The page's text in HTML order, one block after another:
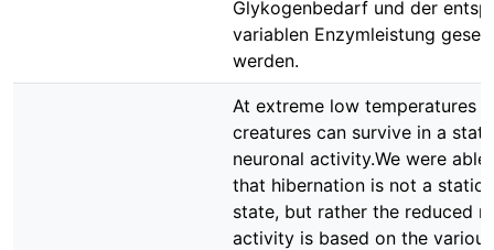
Glykogenbedarf und der
variablen Enzymleistung
werden.
At extreme low temperatures
creatures can survive in a
neuronal activity.We were
that hibernation is not a static
state, but rather the reduced
activity is based on the various